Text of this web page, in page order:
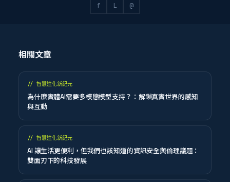
f L @
相關文章
// 智慧進化新紀元
為什麼實體AI需要多模態模型支持？：解鎖真實世界的感知
與互動
// 智慧進化新紀元
AI 讓生活更便利，但我們也該知道的資訊安全與倫理議題：
雙面刃下的科技發展